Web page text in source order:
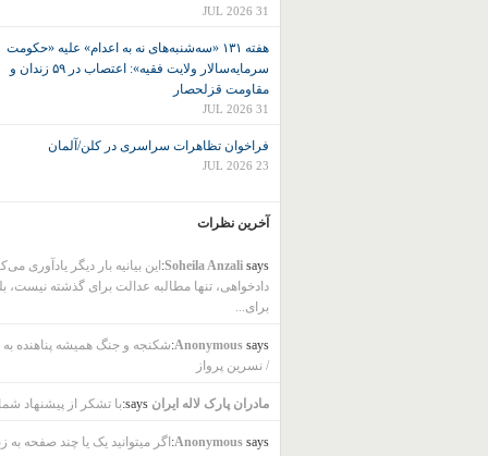
31 JUL 2026
هفته ۱۳۱ «سه‌شنبه‌های نه به اعدام» علیه «حکومت
سرمایه‌سالار ولایت فقیه»: اعتصاب در ۵۹ زندان و
مقاومت قزلحصار
31 JUL 2026
فراخوان تظاهرات سراسری در کلن/آلمان
23 JUL 2026
آخرین نظرات
Soheila Anzalisays:
این بیانیه بار دیگر یادآوری
دادخواهی، تنها مطالبه عدالت برای گذشته نیست،
برای...
Anonymoussays:
شکنجه و جنگ همیشه پناهنده به
/ نسرین پرواز
مادران پارک لاله ایران says: با تشکر از پیشنهاد
Anonymoussays:
اگر میتوانید یک یا چند صفحه به